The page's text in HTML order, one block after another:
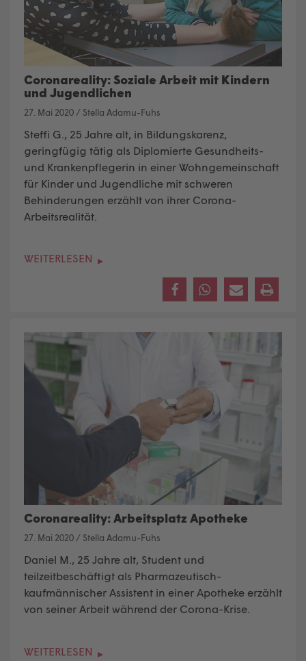
Coronareality: Soziale Arbeit mit Kindern
und Jugendlichen
27. Mai 2020 / Stella Adamu-Fuhs
Steffi G., 25 Jahre alt, in Bildungskarenz,
geringfügig tätig als Diplomierte Gesundheits-
und Krankenpflegerin in einer Wohngemeinschaft
für Kinder und Jugendliche mit schweren
Behinderungen erzählt von ihrer Corona-
Arbeitsrealität.
WEITERLESEN
Coronareality: Arbeitsplatz Apotheke
27. Mai 2020 / Stella Adamu-Fuhs
Daniel M., 25 Jahre alt, Student und
teilzeitbeschäftigt als Pharmazeutisch-
kaufmännischer Assistent in einer Apotheke erzählt
von seiner Arbeit während der Corona-Krise.
WEITERLESEN